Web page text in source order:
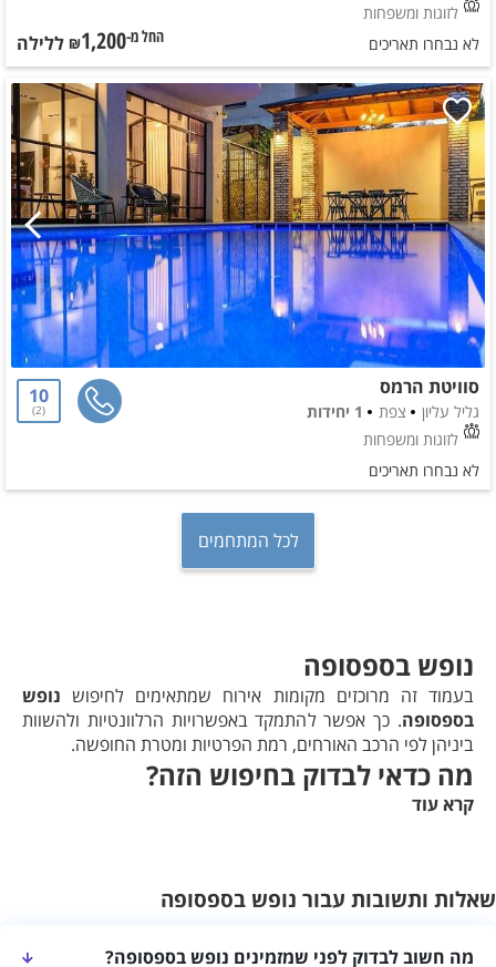
לזוגות ומשפחות
לא נבחרו תאריכים החל מ-₪1,200 ללילה
סוויטת הרמס
גליל עליון צפת
1 יחידות
לזוגות ומשפחות
10
2
לא נבחרו תאריכים
לכל המתחמים
קרא עוד
נופש בספסופה
בעמוד זה מרוכזים מקומות אירוח שמתאימים לחיפוש נופש
בספסופה. כך אפשר להתמקד באפשרויות הרלוונטיות ולהשוות
ביניהן לפי הרכב האורחים, רמת הפרטיות ומטרת החופשה.
מה כדאי לבדוק בחיפוש הזה?
כדאי להתאים את הבחירה להרכב האורחים, לסגנון החופשה
איך לבחור מקום אירוח מתאים?
שאלות ותשובות עבור נופש בספסופה
מה חשוב לבדוק לפני שמזמינים נופש בספסופה?